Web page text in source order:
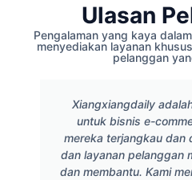
Ulasan
Pengalaman yang kaya
menyediakan layanan
pelanggan
Xiangxiangdaily
untuk bisnis e-
mereka terjangkau dan
dan layanan pelanggan
dan membantu. Kami